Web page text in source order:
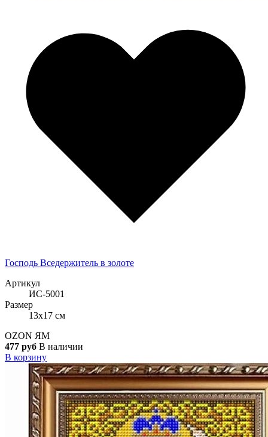
Господь Вседержитель в золоте
Артикул
ИС-5001
Размер
13x17 см
OZON ЯМ
477 руб В наличии
В корзину